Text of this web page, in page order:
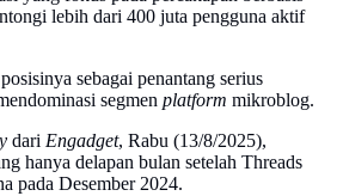
lebih dari 400 juta pengguna aktif
sebagai penantang serius
segmen platform mikroblog.
dari Engadget, Rabu (13/8/2025),
hanya delapan bulan setelah Threads
pada Desember 2024.